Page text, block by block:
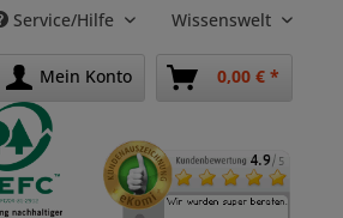
Service/Hilfe Wissenswelt
Mein Konto 0,00 € *